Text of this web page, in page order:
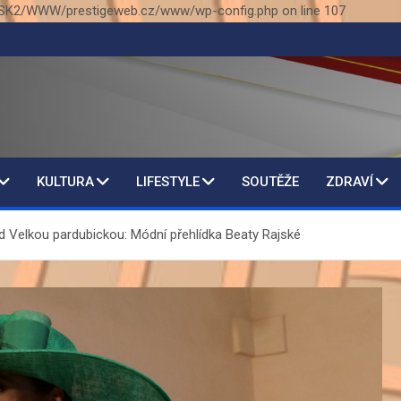
WWW/prestigeweb.cz/www/wp-config.php on line 107
KULTURA LIFESTYLE SOUTĚŽE ZDRAVÍ
pardubickou: Módní přehlídka Beaty Rajské